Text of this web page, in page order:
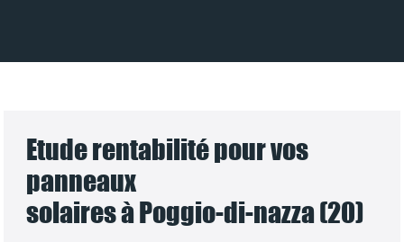
Etude rentabilité pour vos
panneaux
solaires à Poggio-di-nazza (20)